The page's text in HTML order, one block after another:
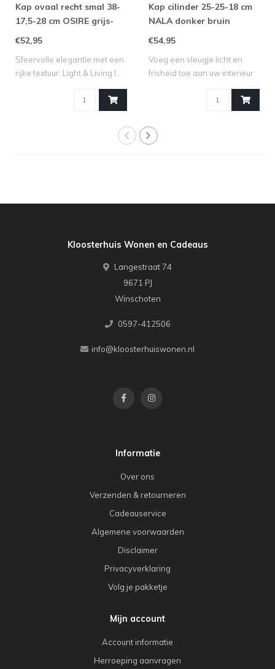
Kap ovaal recht smal 38-
17,5-28 cm OSIRE grijs-
€52,95
Sfeervolle elegantie met een
rijke textuur: Light & Living l..
Kap cilinder 25-25-18 cm
NALA donker bruin
€54,95
Voeg een vleugje licht en
frisheid toe aan uw interieur
Kloosterhuis Wonen en Cadeaus
Langestraat 74
9671 PJ
Winschoten
0597-412506
info@kloosterhuiswonen.nl
Informatie
Over ons
Verzenden & retourneren
Cadeauservice
Algemene voorwaarden
Disclaimer
Privacyverklaring
Volg je pakketje
Mijn account
Account informatie
Herroeping aanvragen